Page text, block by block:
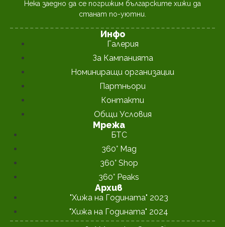
Нека заедно да се погрижим българските хижи да
станат по-уютни.
Инфо
Галерия
За Кампанията
Номиниращи организации
Партньори
Контакти
Общи Условия
Мрежа
БТС
360° Mag
360° Shop
360° Peaks
Архив
"Хижа на Годината" 2023
"Хижа на Годината" 2024